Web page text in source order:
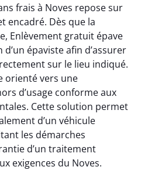
frais à Noves repose sur
encadré. Dès que la
Enlèvement gratuit épave
épaviste afin d’assurer
sur le lieu indiqué.
orienté vers une
d’usage conforme aux
Cette solution permet
d’un véhicule
les démarches
d’un traitement
exigences du Noves.